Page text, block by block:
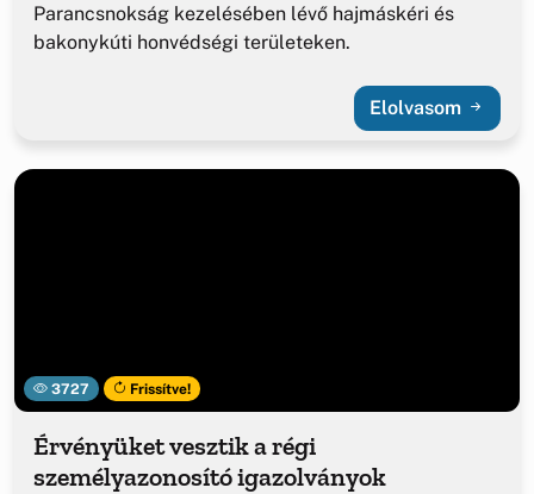
Parancsnokság kezelésében lévő hajmáskéri és
bakonykúti honvédségi területeken.
Elolvasom
3727 Frissítve!
Érvényüket vesztik a régi
személyazonosító igazolványok